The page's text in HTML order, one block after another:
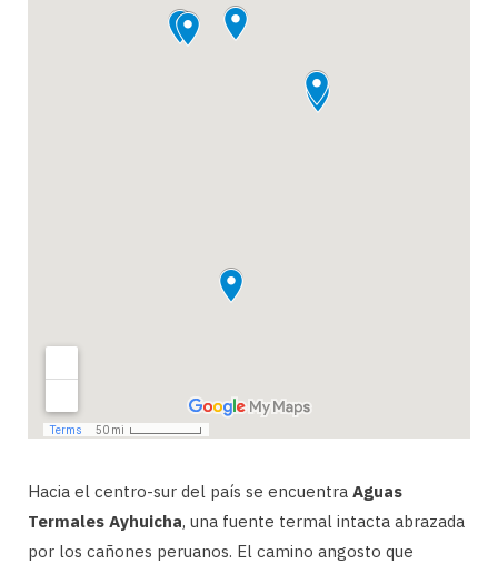
Hacia el centro-sur del país se encuentra Aguas
Termales Ayhuicha, una fuente termal intacta abrazada
por los cañones peruanos. El camino angosto que